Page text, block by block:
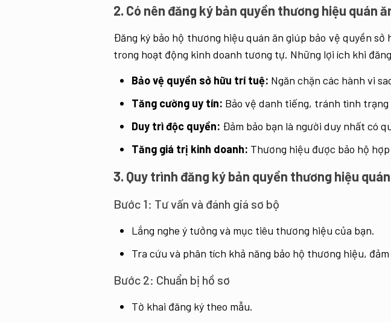
2. Có nên đăng ký bản quyền thương hiệu quán
Đăng ký bảo hộ thương hiệu quán ăn giúp bảo vệ quyền
trong hoạt động kinh doanh tương tự. Những lợi ích khi
Bảo vệ quyền sở hữu trí tuệ: Ngăn chặn các hành vi
Tăng cường uy tín: Bảo vệ danh tiếng, tránh tình
Duy trì độc quyền: Đảm bảo bạn là người duy nhất có
Tăng giá trị kinh doanh: Thương hiệu được bảo hộ
3. Quy trình đăng ký bản quyền thương hiệu
Bước 1: Tư vấn và đánh giá sơ bộ
Lắng nghe ý tưởng và mục tiêu thương hiệu của bạn.
Tra cứu và phân tích khả năng bảo hộ thương hiệu,
Bước 2: Chuẩn bị hồ sơ
Tờ khai đăng ký theo mẫu.